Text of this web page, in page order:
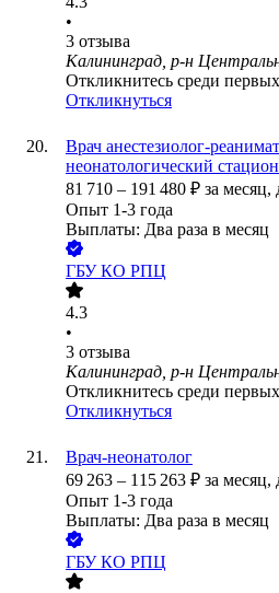
•
3 отзыва
Калининград, р-н
Откликнитесь среди первых
Откликнуться
Врач анестезиолог-
неонатологический
81 710 – 191 480 ₽ за месяц,
Опыт 1-3 года
Выплаты: Два раза в месяц
ГБУ КО РПЦ
4.3
•
3 отзыва
Калининград, р-н
Откликнитесь среди первых
Откликнуться
Врач-неонатолог
69 263 – 115 263 ₽ за месяц,
Опыт 1-3 года
Выплаты: Два раза в месяц
ГБУ КО РПЦ